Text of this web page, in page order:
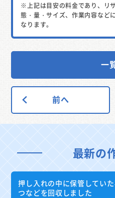
※上記は目安の料金であり、リ
態・量・サイズ、作業内容など
なります。
前へ
一
最新の
押し入れの中に保管してい
つなどを回収しました